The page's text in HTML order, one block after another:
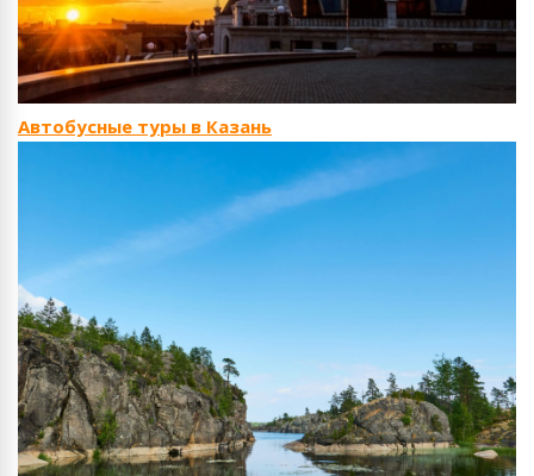
Автобусные туры в Казань